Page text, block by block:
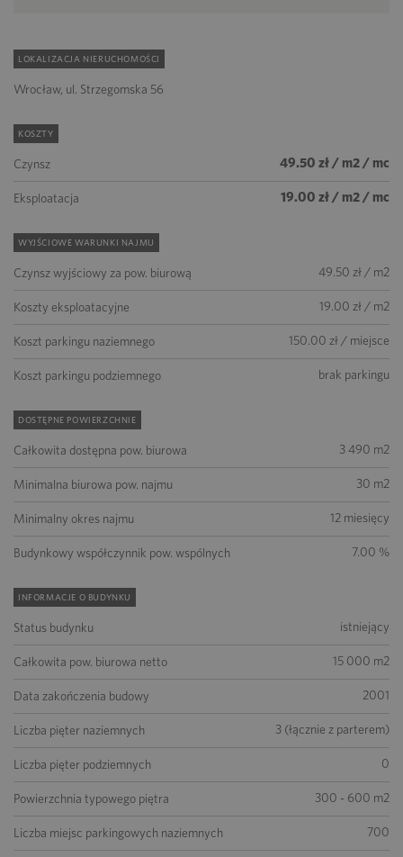
LOKALIZACJA NIERUCHOMOŚCI
Wrocław, ul. Strzegomska 56
KOSZTY
Czynsz 49.50 zł / m2 / mc
Eksploatacja 19.00 zł / m2 / mc
WYJŚCIOWE WARUNKI NAJMU
Czynsz wyjściowy za pow. biurową 49.50 zł / m2
Koszty eksploatacyjne 19.00 zł / m2
Koszt parkingu naziemnego 150.00 zł / miejsce
Koszt parkingu podziemnego brak parkingu
DOSTĘPNE POWIERZCHNIE
Całkowita dostępna pow. biurowa 3 490 m2
Minimalna biurowa pow. najmu 30 m2
Minimalny okres najmu 12 miesięcy
Budynkowy współczynnik pow. wspólnych 7.00 %
INFORMACJE O BUDYNKU
Status budynku istniejący
Całkowita pow. biurowa netto 15 000 m2
Data zakończenia budowy 2001
Liczba pięter naziemnych 3 (łącznie z parterem)
Liczba pięter podziemnych 0
Powierzchnia typowego piętra 300 - 600 m2
Liczba miejsc parkingowych naziemnych 700